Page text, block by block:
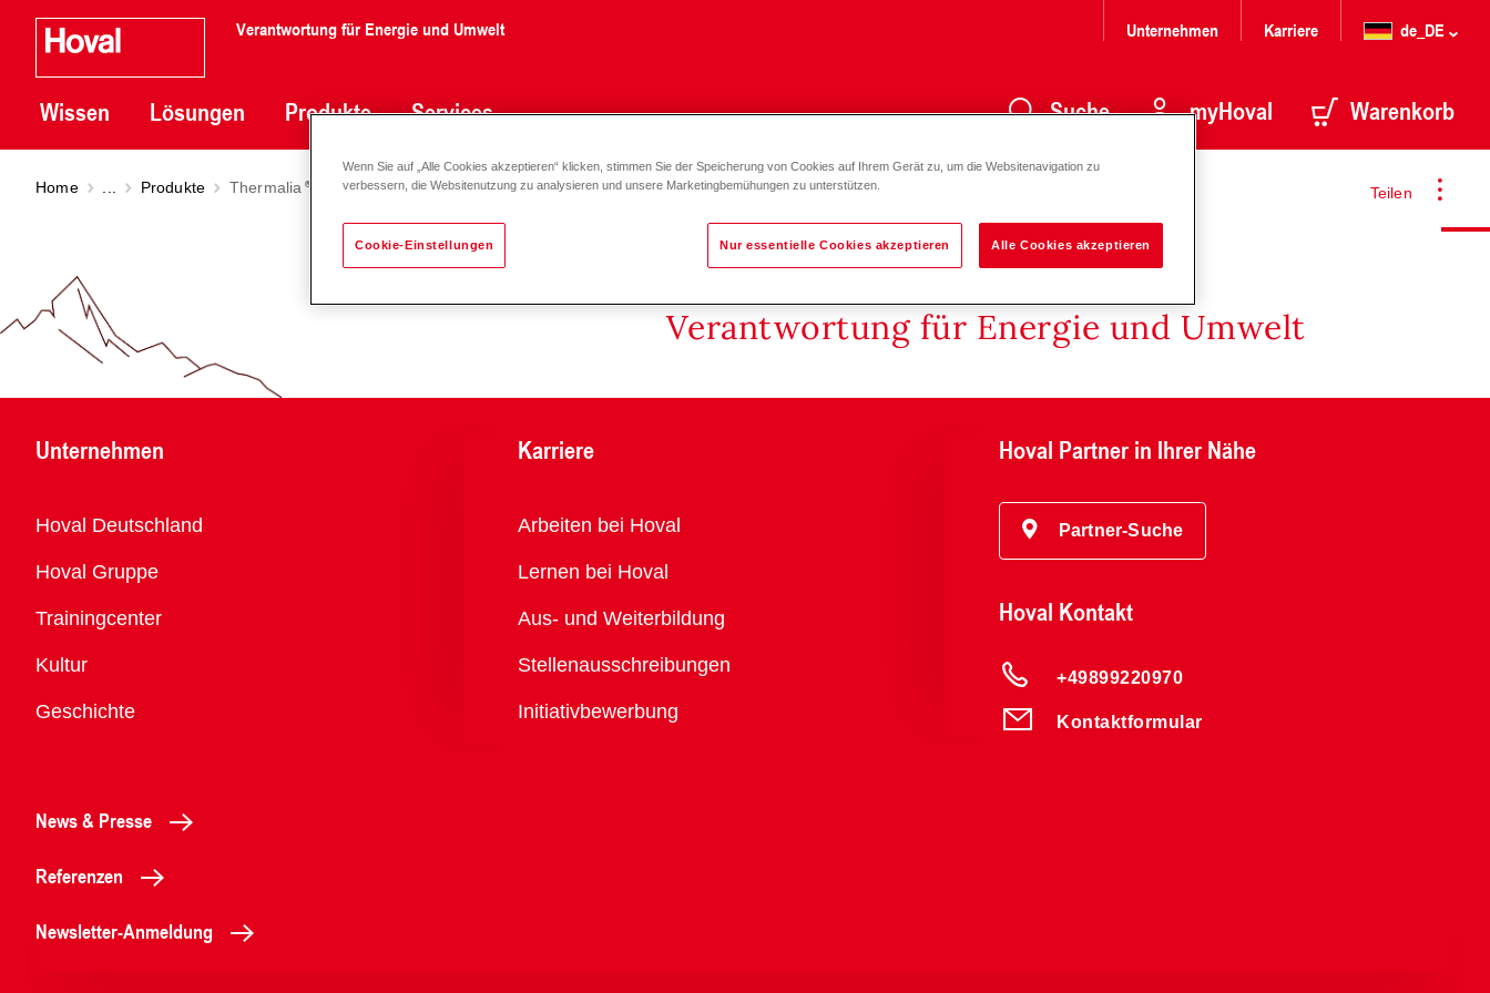
Verantwortung für Energie und Umwelt
Wissen Lösungen Produkte Services
Unternehmen Karriere de_DE
Suche myHoval Warenkorb
Teilen
Home Produkte Thermalia dual (55-85) | Modell 2016
Verantwortung für Energie und Umwelt
Unternehmen
Übersicht
Hoval Deutschland
Hoval Gruppe
Trainingcenter
Kultur
Geschichte
Karriere
Übersicht
Arbeiten bei Hoval
Lernen bei Hoval
Aus- und Weiterbildung
Stellenausschreibungen
Initiativbewerbung
Hoval Partner in Ihrer Nähe
Partner-Suche
Hoval Kontakt
+49899220970
Kontaktformular
News & Presse
Referenzen
Newsletter-Anmeldung
Wenn Sie auf „Alle Cookies akzeptieren“ klicken, stimmen Sie der Speicherung von Cookies auf Ihrem Gerät zu, um die Websitenavigation zu
verbessern, die Websitenutzung zu analysieren und unsere Marketingbemühungen zu unterstützen.
Cookie-Einstellungen Nur essentielle Cookies akzeptieren Alle Cookies akzeptieren